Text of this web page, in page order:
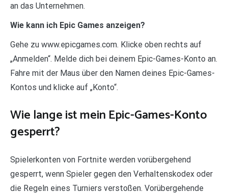
an das Unternehmen.
Wie kann ich Epic Games anzeigen?
Gehe zu www.epicgames.com. Klicke oben rechts auf
„Anmelden“. Melde dich bei deinem Epic-Games-Konto an.
Fahre mit der Maus über den Namen deines Epic-Games-
Kontos und klicke auf „Konto“.
Wie lange ist mein Epic-Games-Konto
gesperrt?
Spielerkonten von Fortnite werden vorübergehend
gesperrt, wenn Spieler gegen den Verhaltenskodex oder
die Regeln eines Turniers verstoßen. Vorübergehende